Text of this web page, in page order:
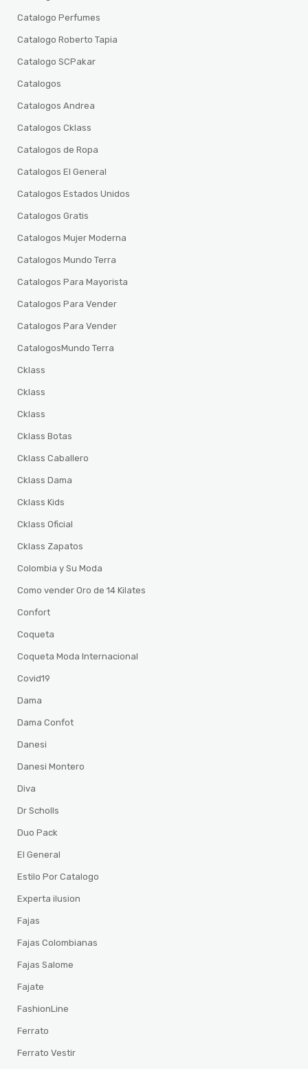
Catalogo Perfumes
Catalogo Roberto Tapia
Catalogo SCPakar
Catalogos
Catalogos Andrea
Catalogos Cklass
Catalogos de Ropa
Catalogos El General
Catalogos Estados Unidos
Catalogos Gratis
Catalogos Mujer Moderna
Catalogos Mundo Terra
Catalogos Para Mayorista
Catalogos Para Vender
Catalogos Para Vender
CatalogosMundo Terra
Cklass
Cklass
Cklass
Cklass Botas
Cklass Caballero
Cklass Dama
Cklass Kids
Cklass Oficial
Cklass Zapatos
Colombia y Su Moda
Como vender Oro de 14 Kilates
Confort
Coqueta
Coqueta Moda Internacional
Covid19
Dama
Dama Confot
Danesi
Danesi Montero
Diva
Dr Scholls
Duo Pack
El General
Estilo Por Catalogo
Experta ilusion
Fajas
Fajas Colombianas
Fajas Salome
Fajate
FashionLine
Ferrato
Ferrato Vestir